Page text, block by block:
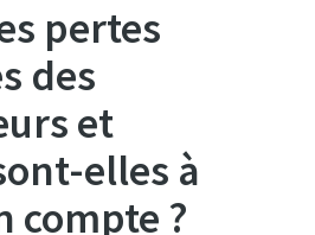
pertes
des
et
elles à
compte ?